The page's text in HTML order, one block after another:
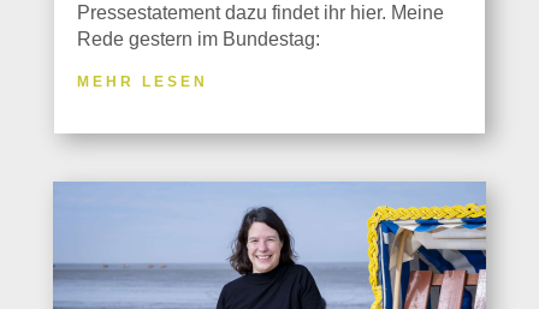
Pressestatement dazu findet ihr hier. Meine
Rede gestern im Bundestag:
MEHR LESEN